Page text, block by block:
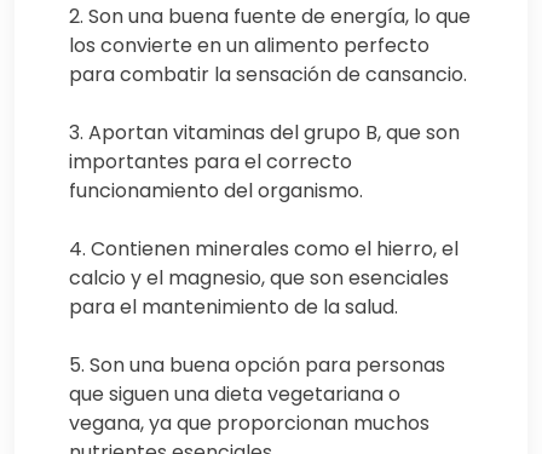
2. Son una buena fuente de energía, lo que
los convierte en un alimento perfecto
para combatir la sensación de cansancio.
3. Aportan vitaminas del grupo B, que son
importantes para el correcto
funcionamiento del organismo.
4. Contienen minerales como el hierro, el
calcio y el magnesio, que son esenciales
para el mantenimiento de la salud.
5. Son una buena opción para personas
que siguen una dieta vegetariana o
vegana, ya que proporcionan muchos